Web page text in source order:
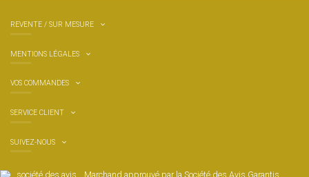
REVENTE / SUR MESURE
MENTIONS LÉGALES
VOS COMMANDES
SERVICE CLIENT
Marchand approuvé par la Société des Avis Garantis,
SUIVEZ-NOUS